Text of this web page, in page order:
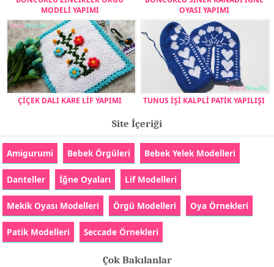
MODELİ YAPIMI
OYASI YAPIMI
ÇİÇEK DALI KARE LİF YAPIMI TUNUS İŞİ KALPLİ PATİK YAPILIŞI
Site İçeriği
Amigurumi Bebek Örgüleri Bebek Yelek Modelleri
Danteller İğne Oyaları Lif Modelleri
Mekik Oyası Modelleri Örgü Modelleri Oya Örnekleri
Patik Modelleri Seccade Örnekleri
Çok Bakılanlar